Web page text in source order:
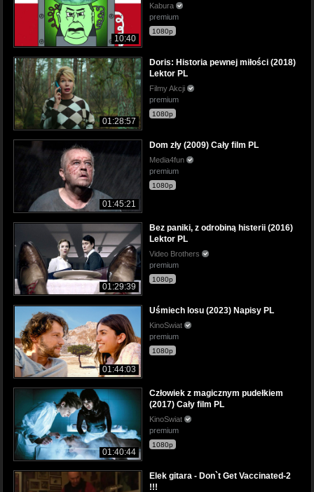
10:40
Kabura
premium
1080p
01:28:57
Doris: Historia pewnej miłości (2018)
Lektor PL
Filmy Akcji
premium
1080p
01:45:21
Dom zły (2009) Cały film PL
Media4fun
premium
1080p
01:29:39
Bez paniki, z odrobiną histerii (2016)
Lektor PL
Video Brothers
premium
1080p
01:44:03
Uśmiech losu (2023) Napisy PL
KinoSwiat
premium
1080p
01:40:44
Człowiek z magicznym pudełkiem
(2017) Cały film PL
KinoSwiat
premium
1080p
Elek gitara - Don`t Get Vaccinated-2
!!!